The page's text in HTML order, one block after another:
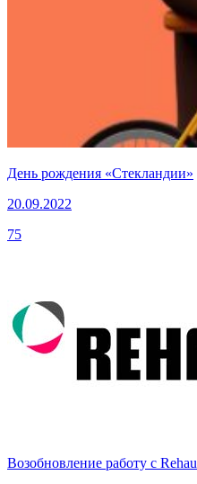
День рождения «Стекландии»
20.09.2022
75
Возобновление работу с Rehau